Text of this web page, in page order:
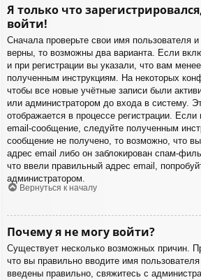
Я только что
войти!
Сначала проверьте свои имя пользователя
верны, то возможны два варианта. Если
и при регистрации вы указали, что вам
полученным инструкциям. На некоторых
чтобы все новые учётные записи были
или администратором до входа в систему.
отображается в процессе регистрации.
email-сообщение, следуйте полученным
сообщение не получено, то возможно, что
адрес email либо он заблокирован спам-
что ввели правильный адрес email,
администратором.
Вернуться к началу
Почему я не могу войти?
Существует несколько возможных причин.
что вы правильно вводите имя
введены правильно, свяжитесь с